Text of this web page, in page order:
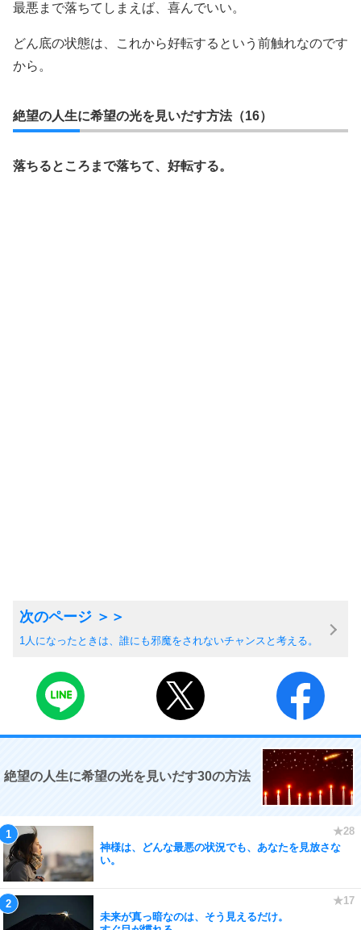
最悪まで落ちてしまえば、喜んでいい。
どん底の状態は、これから好転するという前触れなのです
から。
絶望の人生に希望の光を見いだす方法（16）
落ちるところまで落ちて、好転する。
1人になったときは、誰にも邪魔をされないチャンスと考える。
絶望の人生に希望の光を見いだす30の方法
神様は、どんな最悪の状況でも、あなたを見放さな
い。
未来が真っ暗なのは、そう見えるだけ。